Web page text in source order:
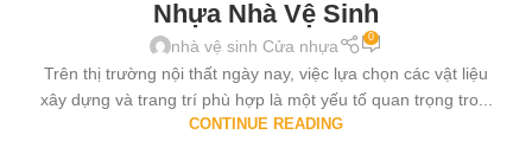
Nhựa Nhà Vệ Sinh
nhà vệ sinh Cửa nhựa 0
Trên thị trường nội thất ngày nay, việc lựa chọn các vật liệu
xây dựng và trang trí phù hợp là một yếu tố quan trọng tro...
CONTINUE READING